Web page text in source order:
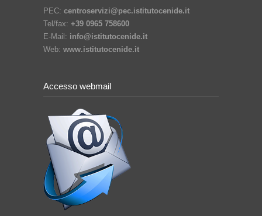
PEC: centroservizi@pec.istitutocenide.it
Tel/fax: +39 0965 758600
E-Mail: info@istitutocenide.it
Web: www.istitutocenide.it
Accesso webmail